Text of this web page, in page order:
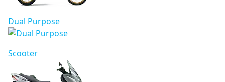
Dual Purpose
Scooter